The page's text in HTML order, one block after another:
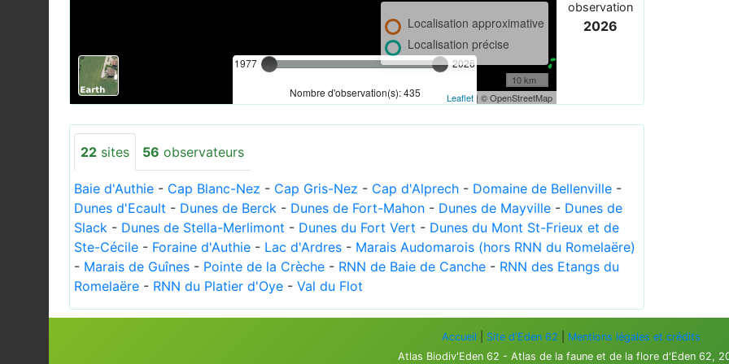
1977 2026
Nombre d'observation(s): 435
Localisation approximative
Localisation précise
10 km
Leaflet| © OpenStreetMap
observation
2026
22 sites 56 observateurs
Baie d'Authie - Cap Blanc-Nez - Cap Gris-Nez - Cap d'Alprech - Domaine de Bellenville -
Dunes d'Ecault - Dunes de Berck - Dunes de Fort-Mahon - Dunes de Mayville - Dunes de
Slack - Dunes de Stella-Merlimont - Dunes du Fort Vert - Dunes du Mont St-Frieux et de
Ste-Cécile - Foraine d'Authie - Lac d'Ardres - Marais Audomarois (hors RNN du Romelaëre)
- Marais de Guînes - Pointe de la Crèche - RNN de Baie de Canche - RNN des Etangs du
Romelaëre - RNN du Platier d'Oye - Val du Flot
Accueil Site d'Eden 62
Mentions légales et crédits
Atlas Biodiv'Eden 62 - Atlas de la faune et de la flore d'Eden 62,